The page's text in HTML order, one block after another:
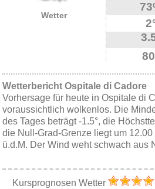
Wetter
80
Wetterbericht Ospitale di Cadore
Vorhersage für heute in Ospitale di
voraussichtlich wolkenlos. Die
des Tages beträgt -1.5°, die
die Null-Grad-Grenze liegt um
ü.d.M. Der Wind weht schwach aus
Kursprognosen Wetter